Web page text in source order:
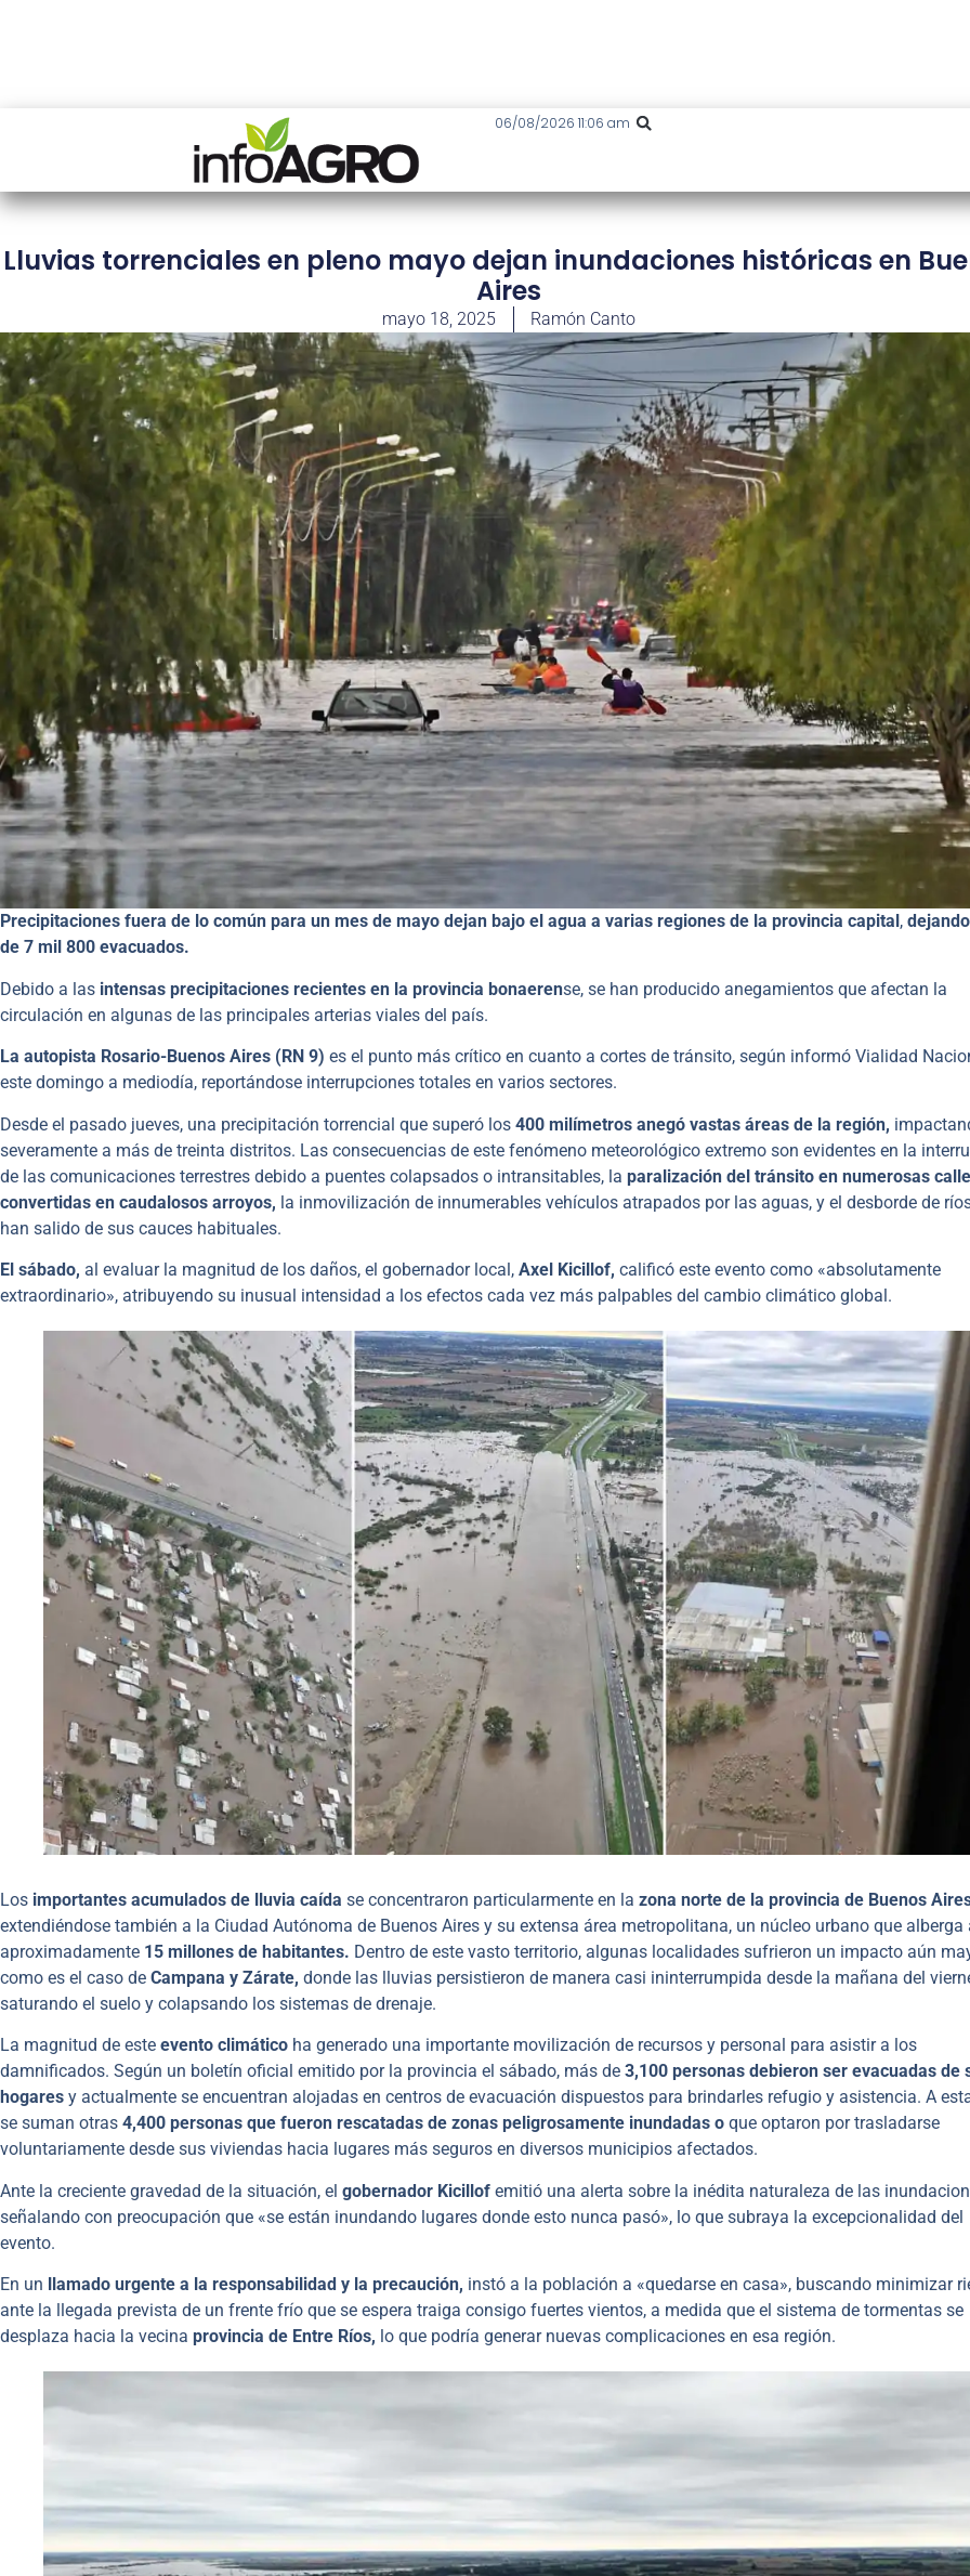
06/08/2026 11:06 am
Lluvias torrenciales en pleno mayo dejan inundaciones históricas en
Aires
mayo 18, 2025 Ramón Canto
Precipitaciones fuera de lo común para un mes de mayo dejan bajo el agua a varias regiones de la provincia capital ,
de 7 mil 800 evacuados.
Debido a las intensas precipitaciones recientes en la provincia bonaerense, se han producido anegamientos que afectan la
circulación en algunas de las principales arterias viales del país.
La autopista Rosario-Buenos Aires (RN 9) es el punto más crítico en cuanto a cortes de tránsito, según informó Vialidad
este domingo a mediodía, reportándose interrupciones totales en varios sectores.
Desde el pasado jueves, una precipitación torrencial que superó los 400 milímetros anegó vastas áreas de la región,
severamente a más de treinta distritos. Las consecuencias de este fenómeno meteorológico extremo son evidentes en la
de las comunicaciones terrestres debido a puentes colapsados o intransitables, la paralización del tránsito en numerosas
convertidas en caudalosos arroyos, la inmovilización de innumerables vehículos atrapados por las aguas, y el desborde de
han salido de sus cauces habituales.
El sábado, al evaluar la magnitud de los daños, el gobernador local, Axel Kicillof, calificó este evento como «absolutamente
extraordinario», atribuyendo su inusual intensidad a los efectos cada vez más palpables del cambio climático global.
Los importantes acumulados de lluvia caída se concentraron particularmente en la zona norte de la provincia de Buenos
extendiéndose también a la Ciudad Autónoma de Buenos Aires y su extensa área metropolitana, un núcleo urbano que alberga
aproximadamente 15 millones de habitantes. Dentro de este vasto territorio, algunas localidades sufrieron un impacto aún
como es el caso de Campana y Zárate, donde las lluvias persistieron de manera casi ininterrumpida desde la mañana del
saturando el suelo y colapsando los sistemas de drenaje.
La magnitud de este evento climático ha generado una importante movilización de recursos y personal para asistir a los
damnificados. Según un boletín oficial emitido por la provincia el sábado, más de 3,100 personas debieron ser evacuadas de
hogares y actualmente se encuentran alojadas en centros de evacuación dispuestos para brindarles refugio y asistencia. A
se suman otras 4,400 personas que fueron rescatadas de zonas peligrosamente inundadas o que optaron por trasladarse
voluntariamente desde sus viviendas hacia lugares más seguros en diversos municipios afectados.
Ante la creciente gravedad de la situación, el gobernador Kicillof emitió una alerta sobre la inédita naturaleza de las
señalando con preocupación que «se están inundando lugares donde esto nunca pasó», lo que subraya la excepcionalidad del
evento.
En un llamado urgente a la responsabilidad y la precaución, instó a la población a «quedarse en casa», buscando minimizar
ante la llegada prevista de un frente frío que se espera traiga consigo fuertes vientos, a medida que el sistema de tormentas se
desplaza hacia la vecina provincia de Entre Ríos, lo que podría generar nuevas complicaciones en esa región.